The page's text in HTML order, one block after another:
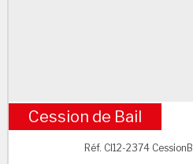
M° SAINT
Cession de Bail
Réf. CI12-2374